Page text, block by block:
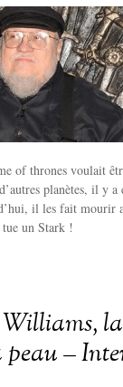
of thrones voulait
planètes, il y a
il les fait mourir
un Stark !
–